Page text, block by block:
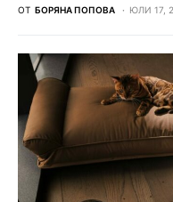
ОТ БОРЯНА ПОПОВА ЮЛИ 17,